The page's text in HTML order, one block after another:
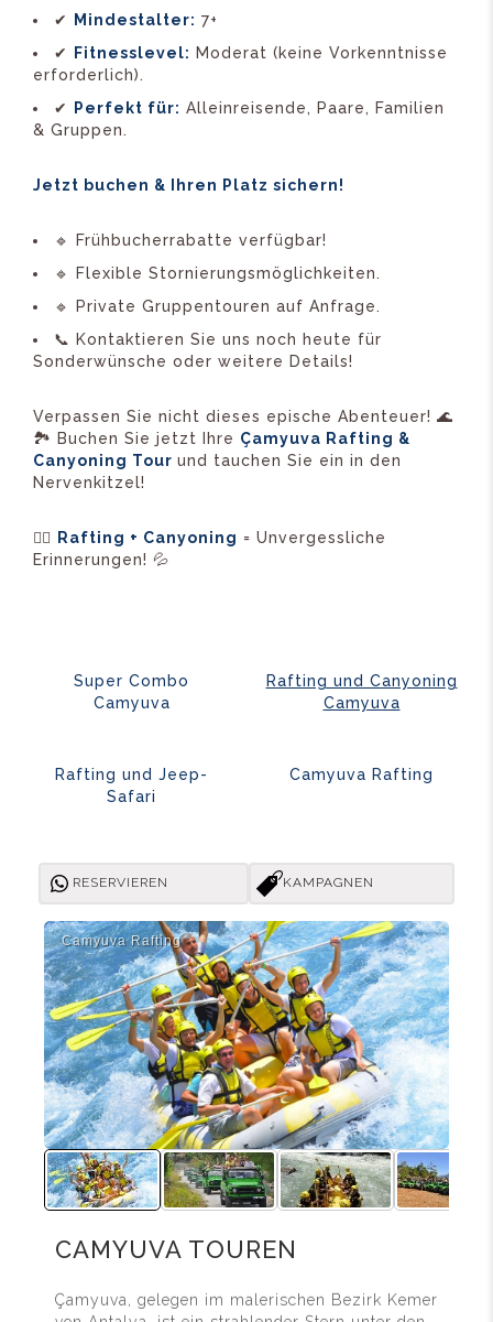
✔ Mindestalter: 7+
✔ Fitnesslevel: Moderat (keine Vorkenntnisse
erforderlich).
✔ Perfekt für: Alleinreisende, Paare, Familien
& Gruppen.
Jetzt buchen & Ihren Platz sichern!
🔹 Frühbucherrabatte verfügbar!
🔹 Flexible Stornierungsmöglichkeiten.
🔹 Private Gruppentouren auf Anfrage.
📞 Kontaktieren Sie uns noch heute für
Sonderwünsche oder weitere Details!
Verpassen Sie nicht dieses epische Abenteuer! 🌊
🏞️ Buchen Sie jetzt Ihre Çamyuva Rafting &
Canyoning Tour und tauchen Sie ein in den
Nervenkitzel!
🚣‍♂️ Rafting + Canyoning = Unvergessliche
Erinnerungen! 💦
Super Combo
Camyuva
Rafting und Canyoning
Camyuva
Rafting und Jeep-
Safari
Camyuva Rafting
RESERVIEREN KAMPAGNEN
Camyuva Rafti̇ng
CAMYUVA TOUREN
Çamyuva, gelegen im malerischen Bezirk Kemer